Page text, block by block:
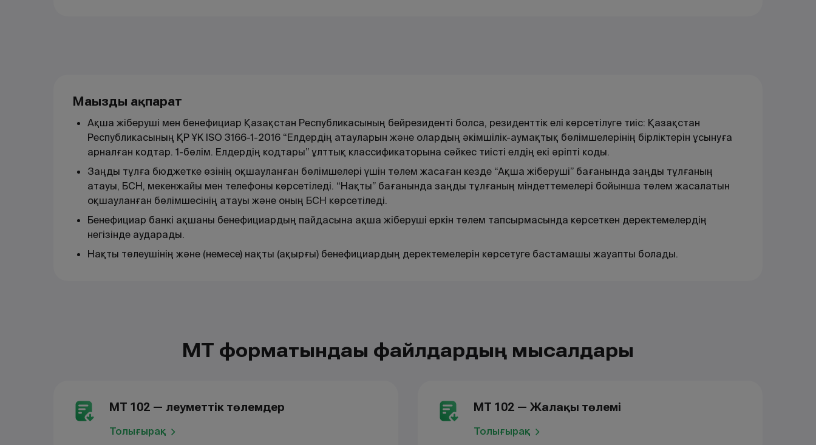
Маңызды ақпарат
Ақша жіберуші мен бенефициар Қазақстан Республикасының бейрезиденті болса, резиденттік елі көрсетілуге тиіс: Қазақстан
Республикасының ҚР ҰК ISO 3166-1-2016 “Елдердің атауларын және олардың әкімшілік-аумақтық бөлімшелерінің бірліктерін ұсынуға
арналған кодтар. 1-бөлім. Елдердің кодтары” ұлттық классификаторына сәйкес тиісті елдің екі әріпті коды.
Заңды тұлға бюджетке өзінің оқшауланған бөлімшелері үшін төлем жасаған кезде “Ақша жіберуші” бағанында заңды тұлғаның
атауы, БСН, мекенжайы мен телефоны көрсетіледі. “Нақты” бағанында заңды тұлғаның міндеттемелері бойынша төлем жасалатын
оқшауланған бөлімшесінің атауы және оның БСН көрсетіледі.
Бенефициар банкі ақшаны бенефициардың пайдасына ақша жіберуші еркін төлем тапсырмасында көрсеткен деректемелердің
негізінде аударады.
Нақты төлеушінің және (немесе) нақты (ақырғы) бенефициардың деректемелерін көрсетуге бастамашы жауапты болады.
МТ форматындағы файлдардың мысалдары
МТ 102 — Әлеуметтік төлемдер
Толығырақ
МТ 102 — Жалақы төлемі
Толығырақ